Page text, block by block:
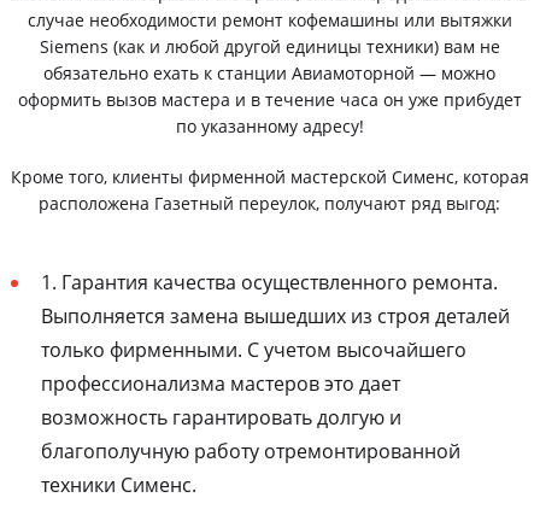
случае необходимости ремонт кофемашины или вытяжки
Siemens (как и любой другой единицы техники) вам не
обязательно ехать к станции Авиамоторной — можно
оформить вызов мастера и в течение часа он уже прибудет
по указанному адресу!
Кроме того, клиенты фирменной мастерской Сименс, которая
расположена Газетный переулок, получают ряд выгод:
1. Гарантия качества осуществленного ремонта.
Выполняется замена вышедших из строя деталей
только фирменными. С учетом высочайшего
профессионализма мастеров это дает
возможность гарантировать долгую и
благополучную работу отремонтированной
техники Сименс.